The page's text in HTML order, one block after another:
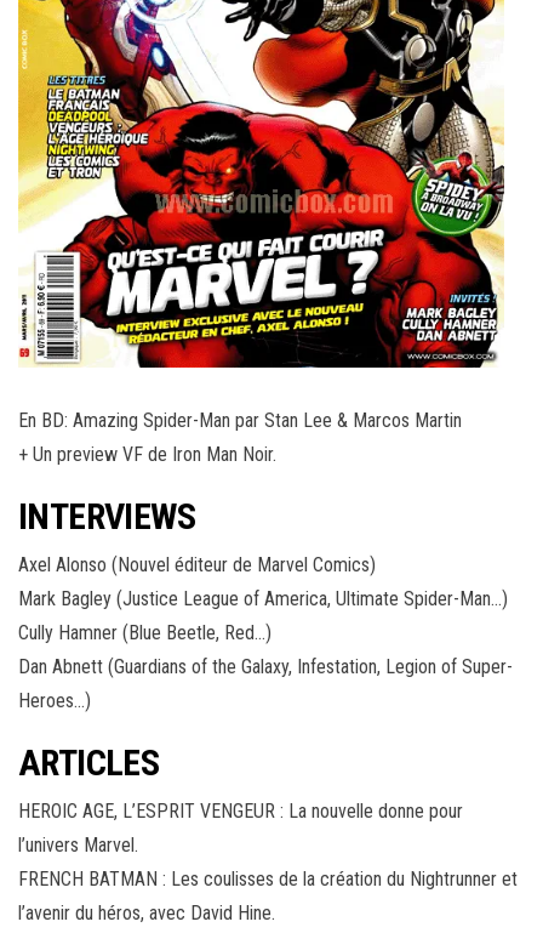
En BD: Amazing Spider-Man par Stan Lee & Marcos Martin
+ Un preview VF de Iron Man Noir.
INTERVIEWS
Axel Alonso (Nouvel éditeur de Marvel Comics)
Mark Bagley (Justice League of America, Ultimate Spider-Man…)
Cully Hamner (Blue Beetle, Red…)
Dan Abnett (Guardians of the Galaxy, Infestation, Legion of Super-
Heroes…)
ARTICLES
HEROIC AGE, L’ESPRIT VENGEUR : La nouvelle donne pour
l’univers Marvel.
FRENCH BATMAN : Les coulisses de la création du Nightrunner et
l’avenir du héros, avec David Hine.